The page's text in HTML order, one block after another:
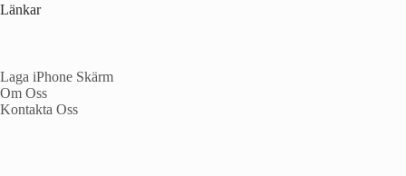
Länkar
Laga iPhone Skärm
Om Oss
Kontakta Oss